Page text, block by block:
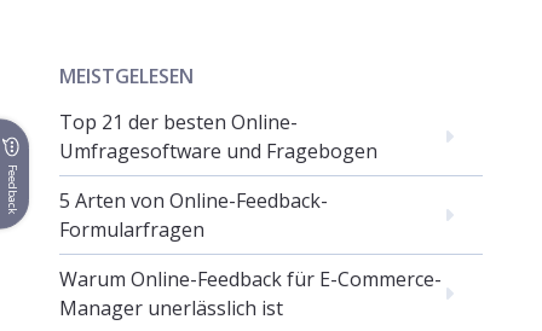
MEISTGELESEN
Top 21 der besten Online-
Umfragesoftware und Fragebogen
5 Arten von Online-Feedback-
Formularfragen
Warum Online-Feedback für E-Commerce-
Manager unerlässlich ist
Feedback